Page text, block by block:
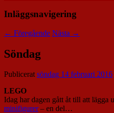
Inläggsnavigering
← Föregående Nästa →
Söndag
Publiceratsöndag 14 februari 2016
LEGO
Idag har dagen gått åt till att lägga
minifigurer– en del…